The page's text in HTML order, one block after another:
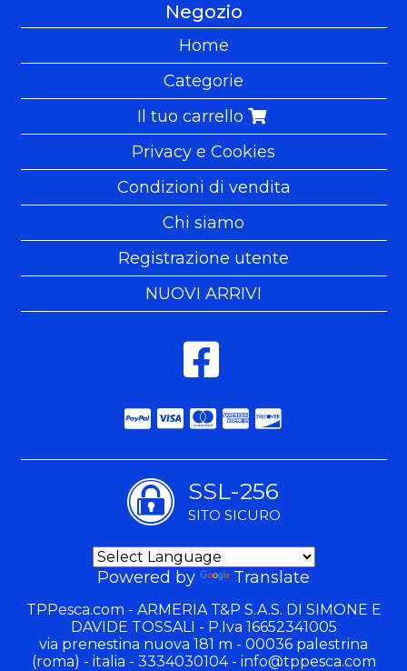
Negozio
Home
Categorie
Il tuo carrello
Privacy e Cookies
Condizioni di vendita
Chi siamo
Registrazione utente
NUOVI ARRIVI
SSL-256
SITO SICURO
Powered by Translate
TPPesca.com - ARMERIA T&P S.A.S. DI SIMONE E
DAVIDE TOSSALI - P.Iva 16652341005
via prenestina nuova 181 m - 00036 palestrina
(roma) - italia - 3334030104 - info@tppesca.com